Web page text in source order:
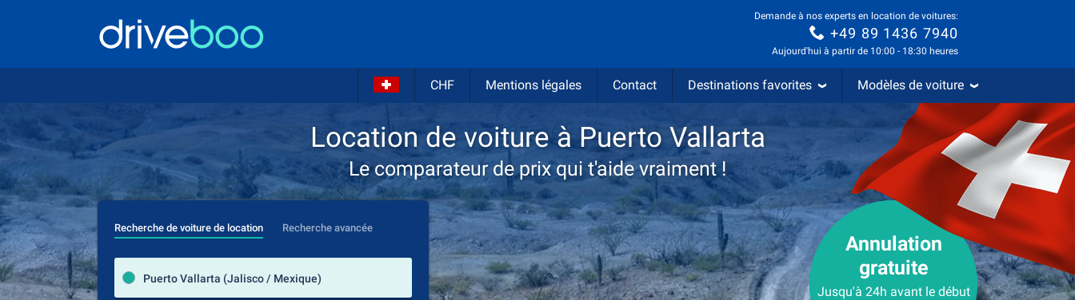
Demande à nos experts en location de voitures:
+49 89 1436 7940
Aujourd'hui à partir de 10:00 - 18:30 heures
CHF Mentions légales Contact Destinations favorites Modèles de voiture
Location de voiture à Puerto Vallarta
Le comparateur de prix qui t'aide vraiment !
Recherche de voiture de location Recherche avancée
Puerto Vallarta (Jalisco / Mexique)
prendre
Annulation
gratuite
Jusqu'à 24h avant le début